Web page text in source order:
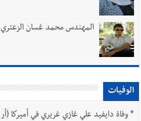
المهندس محمد غسان الزعتري
الوفيات
*